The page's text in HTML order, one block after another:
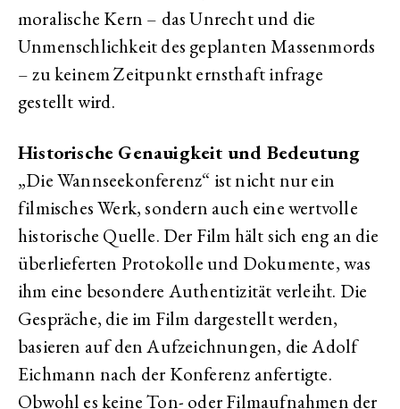
moralische Kern – das Unrecht und die
Unmenschlichkeit des geplanten Massenmords
– zu keinem Zeitpunkt ernsthaft infrage
gestellt wird.
Historische Genauigkeit und Bedeutung
„Die Wannseekonferenz“ ist nicht nur ein
filmisches Werk, sondern auch eine wertvolle
historische Quelle. Der Film hält sich eng an die
überlieferten Protokolle und Dokumente, was
ihm eine besondere Authentizität verleiht. Die
Gespräche, die im Film dargestellt werden,
basieren auf den Aufzeichnungen, die Adolf
Eichmann nach der Konferenz anfertigte.
Obwohl es keine Ton- oder Filmaufnahmen der